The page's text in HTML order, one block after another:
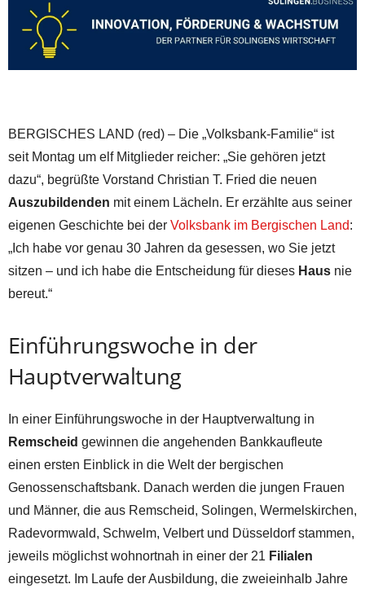
BERGISCHES LAND (red) – Die „Volksbank-Familie“ ist
seit Montag um elf Mitglieder reicher: „Sie gehören jetzt
dazu“, begrüßte Vorstand Christian T. Fried die neuen
Auszubildenden mit einem Lächeln. Er erzählte aus seiner
eigenen Geschichte bei der Volksbank im Bergischen Land:
„Ich habe vor genau 30 Jahren da gesessen, wo Sie jetzt
sitzen – und ich habe die Entscheidung für dieses Haus nie
bereut.“
Einführungswoche in der
Hauptverwaltung
In einer Einführungswoche in der Hauptverwaltung in
Remscheid gewinnen die angehenden Bankkaufleute
einen ersten Einblick in die Welt der bergischen
Genossenschaftsbank. Danach werden die jungen Frauen
und Männer, die aus Remscheid, Solingen, Wermelskirchen,
Radevormwald, Schwelm, Velbert und Düsseldorf stammen,
jeweils möglichst wohnortnah in einer der 21 Filialen
eingesetzt. Im Laufe der Ausbildung, die zweieinhalb Jahre